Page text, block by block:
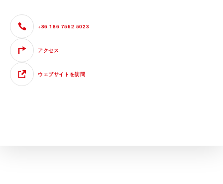
+86 186 7562 5023
アクセス
ウェブサイトを訪問